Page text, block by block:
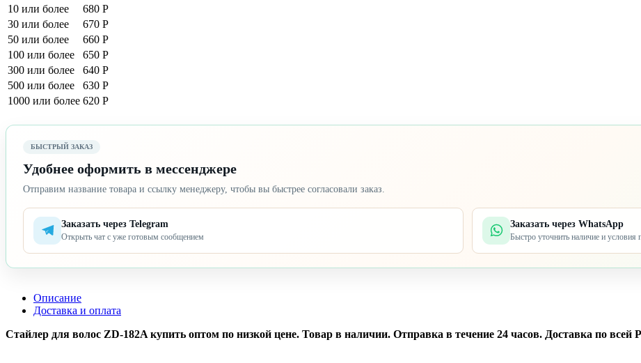
10 или более
680 Р
30 или более
670 Р
50 или более
660 Р
100 или более
650 Р
300 или более
640 Р
500 или более
630 Р
1000 или более 620 Р
БЫСТРЫЙ ЗАКАЗ
Удобнее оформить в мессенджере
Отправим название товара и ссылку менеджеру, чтобы вы быстрее согласовали заказ.
Заказать через Telegram
Открыть чат с уже готовым сообщением
Заказать через WhatsApp
Быстро уточнить наличие и условия
Описание
Доставка и оплата
Стайлер для волос ZD-182A купить оптом по низкой цене. Товар в наличии. Отправка в течение 24 часов. Доставка по всей